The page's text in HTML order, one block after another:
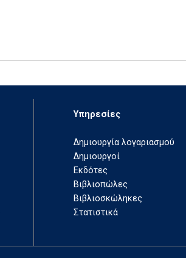
Υπηρεσίες
Δημιουργία λογαριασμού
Δημιουργοί
Εκδότες
Βιβλιοπώλες
Βιβλιοσκώληκες
Στατιστικά